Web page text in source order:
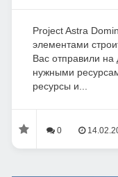
Project Astra
элементами
Вас отправили на
нужными
ресурсы и...
0